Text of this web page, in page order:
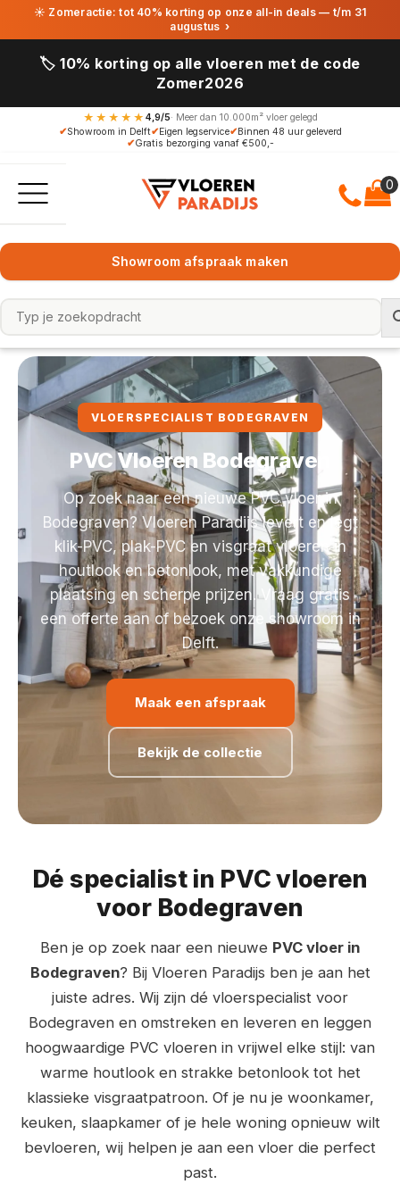
☀ Zomeractie: tot 40% korting op onze all-in deals — t/m 31
augustus ›
🏷️ 10% korting op alle vloeren met de code
Zomer2026
★★★★★ 4,9/5· Meer dan 10.000m² vloer gelegd
✔Showroom in Delft✔Eigen legservice✔Binnen 48 uur geleverd
✔Gratis bezorging vanaf €500,-
Showroom afspraak maken
VLOERSPECIALIST BODEGRAVEN
PVC Vloeren Bodegraven
Op zoek naar een nieuwe PVC vloer in
Bodegraven? Vloeren Paradijs levert en legt
klik-PVC, plak-PVC en visgraat vloeren in
houtlook en betonlook, met vakkundige
plaatsing en scherpe prijzen. Vraag gratis
een offerte aan of bezoek onze showroom in
Delft.
Maak een afspraak
Bekijk de collectie
Dé specialist in PVC vloeren
voor Bodegraven
Ben je op zoek naar een nieuwe PVC vloer in
Bodegraven? Bij Vloeren Paradijs ben je aan het
juiste adres. Wij zijn dé vloerspecialist voor
Bodegraven en omstreken en leveren en leggen
hoogwaardige PVC vloeren in vrijwel elke stijl: van
warme houtlook en strakke betonlook tot het
klassieke visgraatpatroon. Of je nu je woonkamer,
keuken, slaapkamer of je hele woning opnieuw wilt
bevloeren, wij helpen je aan een vloer die perfect
past.